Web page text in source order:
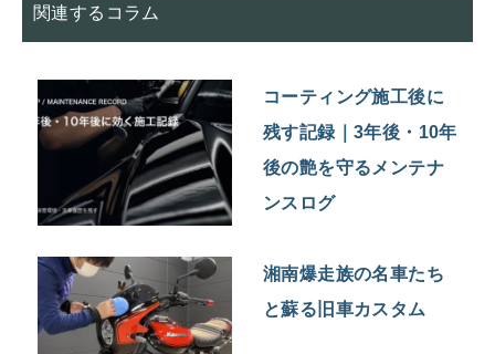
関連するコラム
コーティング施工後に
残す記録｜3年後・10年
後の艶を守るメンテナ
ンスログ
湘南爆走族の名車たち
と蘇る旧車カスタム